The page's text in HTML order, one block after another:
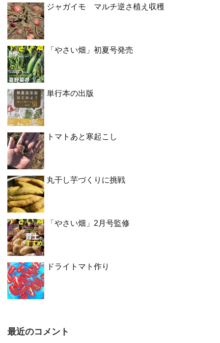
ジャガイモ マルチ逆さ植え収穫
「やさい畑」初夏号発売
単行本の出版
トマトあと寒起こし
丸干し芋づくりに挑戦
「やさい畑」2月号監修
ドライトマト作り
最近のコメント